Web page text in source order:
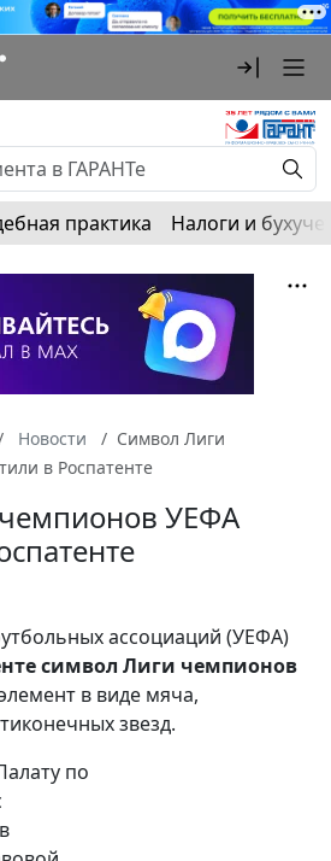
практика Налоги и
Новости
Символ Лиги
в Роспатенте
УЕФА
ассоциаций (УЕФА)
символ Лиги чемпионов
в виде мяча,
звезд.
по